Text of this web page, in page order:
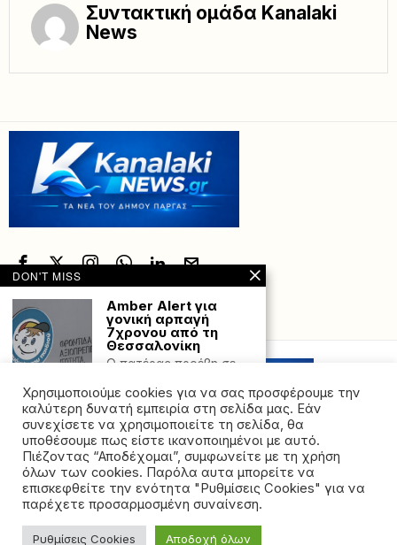
Συντακτική ομάδα Kanalaki
News
Powered with by Hostville”)
©2026 - All rights reserved. Απαγορεύεται ρητά η
αναδημοσίευση χωρίς προηγούμενη έγγραφη άδεια
Χρησιμοποιούμε cookies για να σας προσφέρουμε την
καλύτερη δυνατή εμπειρία στη σελίδα μας. Εάν
συνεχίσετε να χρησιμοποιείτε τη σελίδα, θα
υποθέσουμε πως είστε ικανοποιημένοι με αυτό.
Πιέζοντας “Αποδέχομαι”, συμφωνείτε με τη χρήση
όλων των cookies. Παρόλα αυτα μπορείτε να
επισκεφθείτε την ενότητα "Ρυθμίσεις Cookies" για να
παρέχετε προσαρμοσμένη συναίνεση.
Ρυθμίσεις Cookies Αποδοχή όλων
DON'T MISS
Amber Alert για
γονική αρπαγή
7χρονου από τη
Θεσσαλονίκη
Ο πατέρας προέβη σε
σύμφωνα με το
Κακοκαιρία «Atena»:
Ήχησε το 112 σε
Πάργα – Καναλάκι –
«Περιορίστε τις
μετακινήσεις σας»
Προειδοποιητικό μήνυμα
για επικίνδυνα καιρικά
μεσημέρι της